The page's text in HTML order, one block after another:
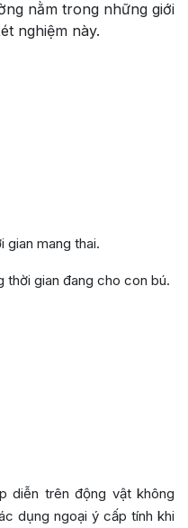
nằm trong những giới
nghiệm này.
gian mang thai.
thời gian đang cho con bú.
diễn trên động vật không
dụng ngoại ý cấp tính khi